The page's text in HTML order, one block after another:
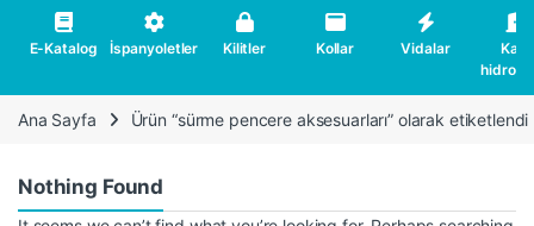
E-Katalog İspanyoletler Kilitler Kollar Vidalar
Kapı
Ana Sayfa Ürün “sürme pencere aksesuarları” olarak etiketlendi
Nothing Found